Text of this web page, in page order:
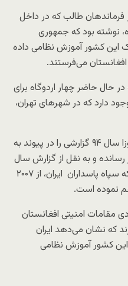
فرماندهان طالب که در داخل
نوشته بود که جمهوری
این کشور آموزش نظامی داده
می‌فرستند.
حال حاضر چهار اردوگاه برای
دارد که در شهرهای تهران،
پیش از آن وال استرت ژورنال در جوزا سال ۹۴ گزارشی را در پیوند به
رسانده و به نقل از گزارش سال
۲۰۱۴ وزارت دفاع آمریکا نوشته بود که سپاه پاسداران ایران، از ۲۰۰۷
نموده است.
در خزان سال ۲۰۱۳ میلادی مقامات امنیتی افغانستان
که نشان می‌دهد ایران
این کشور آموزش نظامی